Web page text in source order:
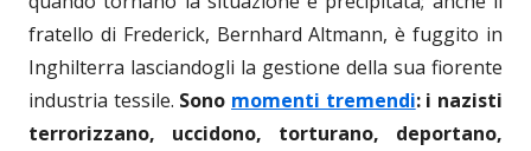
fratello di Frederick, Bernhard Altmann, è fuggito in
Inghilterra lasciandogli la gestione della sua fiorente
industria tessile. Sono momenti tremendi: i nazisti
terrorizzano, uccidono, torturano, deportano,